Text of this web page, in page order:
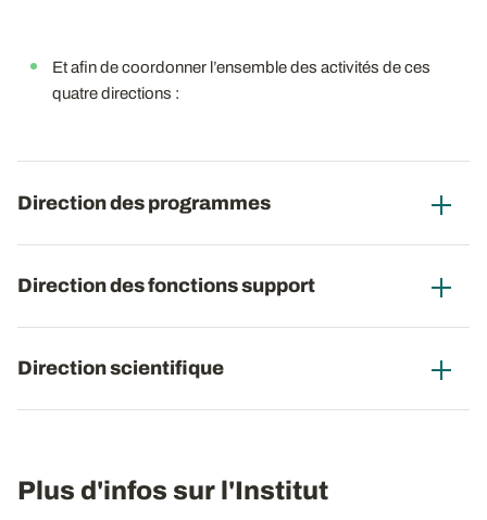
Et afin de coordonner l’ensemble des activités de ces
quatre directions :
Direction des programmes
Direction des fonctions support
Direction scientifique
Plus d'infos sur l'Institut